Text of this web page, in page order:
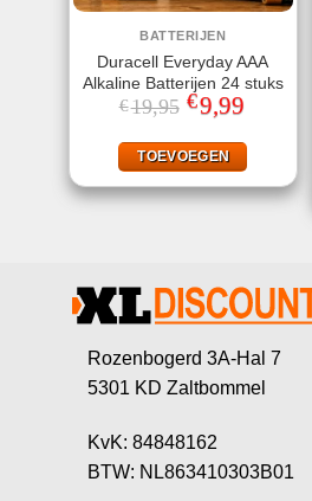
BATTERIJEN
Duracell Everyday AAA
Alkaline Batterijen 24 stuks
€19,95 Oorspronkelijke
prijs
€19,95.
€9,99
€9,99.
TOEVOEGEN
Rozenbogerd 3A-Hal 7
5301 KD Zaltbommel
KvK: 84848162
BTW: NL863410303B01